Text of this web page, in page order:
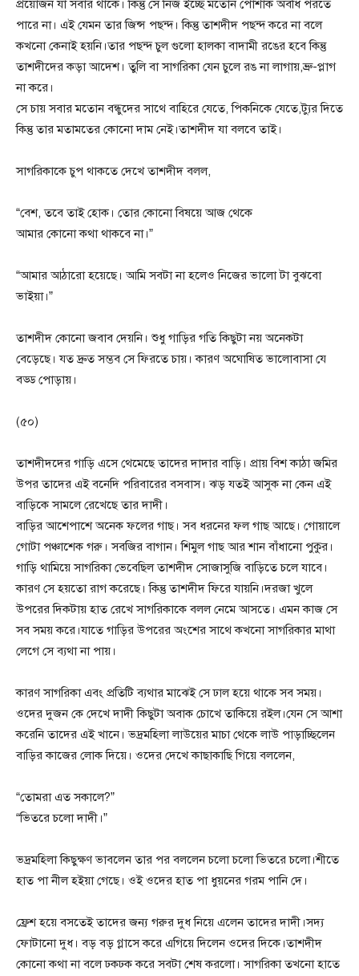
প্রয়োজন যা সবার থাকে। কিন্তু সে নিজ ইচ্ছে মতোন পোশাক অবধি পরতে
পারে না। এই যেমন তার জিন্স পছন্দ। কিন্তু তাশদীদ পছন্দ করে না বলে
কখনো কেনাই হয়নি।তার পছন্দ চুল গুলো হালকা বাদামী রঙের হবে কিন্তু
তাশদীদের কড়া আদেশ। তুলি বা সাগরিকা যেন চুলে রঙ না লাগায়,ভ্রু-প্লাগ
না করে।
সে চায় সবার মতোন বন্ধুদের সাথে বাহিরে যেতে, পিকনিকে যেতে,ট্যুর দিতে
কিন্তু তার মতামতের কোনো দাম নেই।তাশদীদ যা বলবে তাই।
সাগরিকাকে চুপ থাকতে দেখে তাশদীদ বলল,
“বেশ, তবে তাই হোক। তোর কোনো বিষয়ে আজ থেকে
আমার কোনো কথা থাকবে না।”
“আমার আঠারো হয়েছে। আমি সবটা না হলেও নিজের ভালো টা বুঝবো
ভাইয়া।”
তাশদীদ কোনো জবাব দেয়নি। শুধু গাড়ির গতি কিছুটা নয় অনেকটা
বেড়েছে। যত দ্রুত সম্ভব সে ফিরতে চায়। কারণ অঘোষিত ভালোবাসা যে
বড্ড পোড়ায়।
(৫০)
তাশদীদদের গাড়ি এসে থেমেছে তাদের দাদার বাড়ি। প্রায় বিশ কাঠা জমির
উপর তাদের এই বনেদি পরিবারের বসবাস। ঝড় যতই আসুক না কেন এই
বাড়িকে সামলে রেখেছে তার দাদী।
বাড়ির আশেপাশে অনেক ফলের গাছ। সব ধরনের ফল গাছ আছে। গোয়ালে
গোটা পঞ্চাশেক গরু। সবজির বাগান। শিমুল গাছ আর শান বাঁধানো পুকুর।
গাড়ি থামিয়ে সাগরিকা ভেবেছিল তাশদীদ সোজাসুজি বাড়িতে চলে যাবে।
কারণ সে হয়তো রাগ করেছে। কিন্তু তাশদীদ ফিরে যায়নি।দরজা খুলে
উপরের দিকটায় হাত রেখে সাগরিকাকে বলল নেমে আসতে। এমন কাজ সে
সব সময় করে।যাতে গাড়ির উপরের অংশের সাথে কখনো সাগরিকার মাথা
লেগে সে ব্যথা না পায়।
কারণ সাগরিকা এবং প্রতিটি ব্যথার মাঝেই সে ঢাল হয়ে থাকে সব সময়।
ওদের দুজন কে দেখে দাদী কিছুটা অবাক চোখে তাকিয়ে রইল।যেন সে আশা
করেনি তাদের এই খানে। ভদ্রমহিলা লাউয়ের মাচা থেকে লাউ পাড়াচ্ছিলেন
বাড়ির কাজের লোক দিয়ে। ওদের দেখে কাছাকাছি গিয়ে বললেন,
“তোমরা এত সকালে?”
“ভিতরে চলো দাদী।”
ভদ্রমহিলা কিছুক্ষণ ভাবলেন তার পর বললেন চলো চলো ভিতরে চলো।শীতে
হাত পা নীল হইয়া গেছে। ওই ওদের হাত পা ধুয়নের গরম পানি দে।
ফ্রেশ হয়ে বসতেই তাদের জন্য গরুর দুধ নিয়ে এলেন তাদের দাদী।সদ্য
ফোটানো দুধ। বড় বড় গ্লাসে করে এগিয়ে দিলেন ওদের দিকে।তাশদীদ
কোনো কথা না বলে ঢকঢক করে সবটা শেষ করলো। সাগরিকা তখনো হাতে